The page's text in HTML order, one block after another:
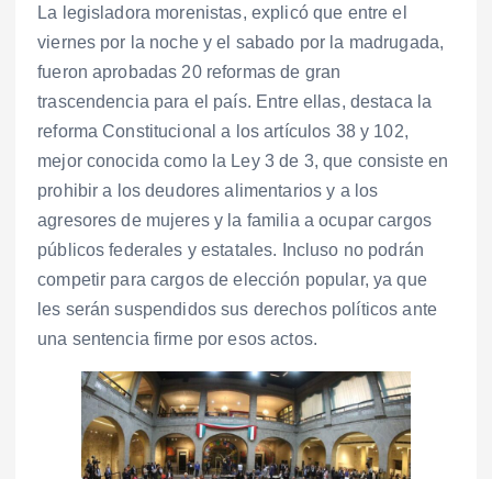
La legisladora morenistas, explicó que entre el
viernes por la noche y el sabado por la madrugada,
fueron aprobadas 20 reformas de gran
trascendencia para el país. Entre ellas, destaca la
reforma Constitucional a los artículos 38 y 102,
mejor conocida como la Ley 3 de 3, que consiste en
prohibir a los deudores alimentarios y a los
agresores de mujeres y la familia a ocupar cargos
públicos federales y estatales. Incluso no podrán
competir para cargos de elección popular, ya que
les serán suspendidos sus derechos políticos ante
una sentencia firme por esos actos.